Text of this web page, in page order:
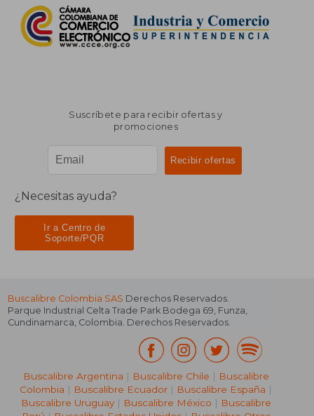
Suscríbete para recibir ofertas y
promociones
¿Necesitas ayuda?
Ir a Centro de
Soporte/PQR
Buscalibre Colombia SAS Derechos Reservados.
Parque Industrial Celta Trade Park Bodega 69, Funza,
Cundinamarca, Colombia. Derechos Reservados.
Buscalibre Argentina | Buscalibre Chile | Buscalibre
Colombia | Buscalibre Ecuador | Buscalibre España |
Buscalibre Uruguay| Buscalibre México | Buscalibre